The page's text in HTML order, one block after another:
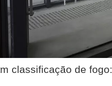
classificação de fogo: